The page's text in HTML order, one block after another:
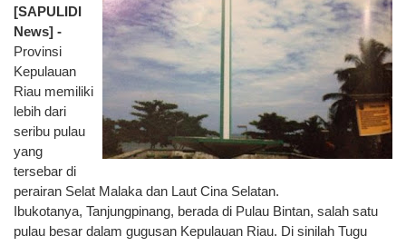
[SAPULIDI
News] -
Provinsi
Kepulauan
Riau memiliki
lebih dari
seribu pulau
yang
tersebar di
perairan Selat Malaka dan Laut Cina Selatan.
Ibukotanya, Tanjungpinang, berada di Pulau Bintan, salah satu
pulau besar dalam gugusan Kepulauan Riau. Di sinilah Tugu